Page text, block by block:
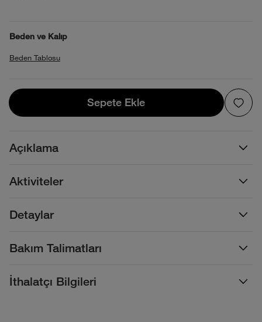
Beden ve Kalıp
Beden Tablosu
Sepete Ekle
Sepete Ekle
Açıklama
Detaylar
Aktiviteler
Bakım Talimatları
İthalatçı Bilgileri